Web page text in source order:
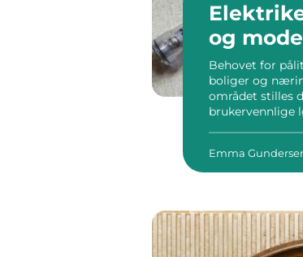
Elektriker
og
Behovet for
boliger og
området stilles
brukervennlige
Emma